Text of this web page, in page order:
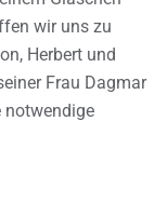
wir uns zu
Herbert und
Frau Dagmar
notwendige